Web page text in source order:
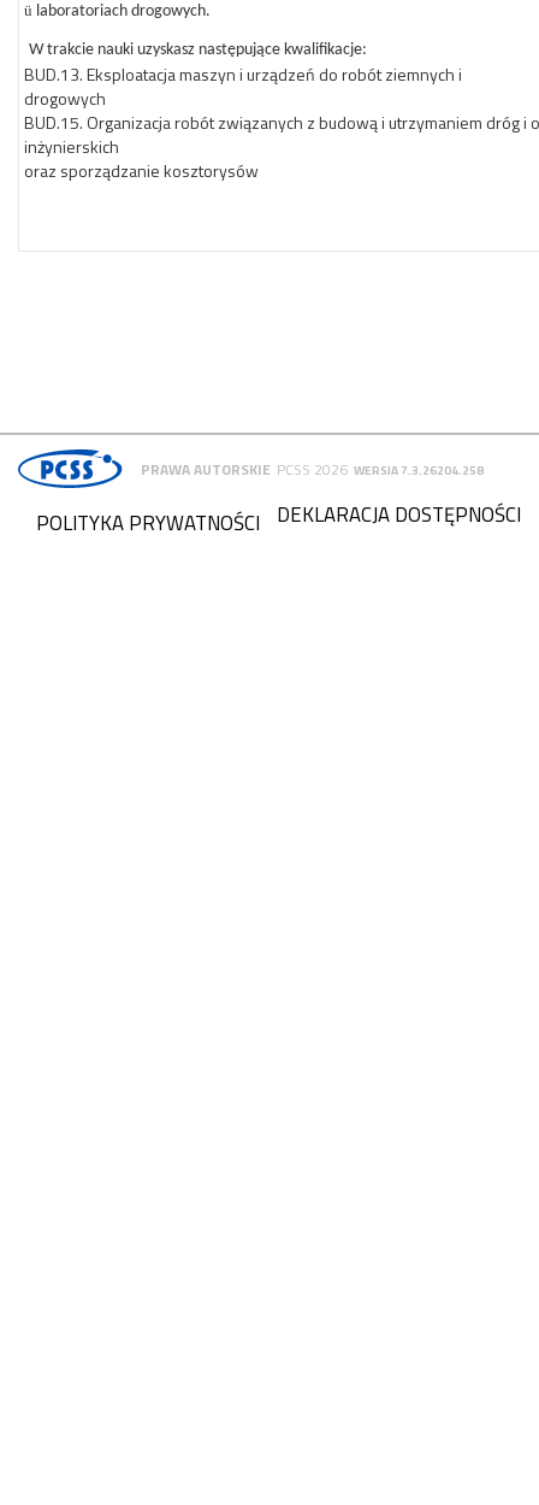
ü laboratoriach drogowych.
W trakcie nauki uzyskasz następujące kwalifikacje:
BUD.13. Eksploatacja maszyn i urządzeń do robót ziemnych i
drogowych
BUD.15. Organizacja robót związanych z budową i utrzymaniem dróg i
inżynierskich
oraz sporządzanie kosztorysów
PRAWA AUTORSKIE PCSS 2026 WERSJA 7.3.26204.258
DEKLARACJA DOSTĘPNOŚCI
POLITYKA PRYWATNOŚCI